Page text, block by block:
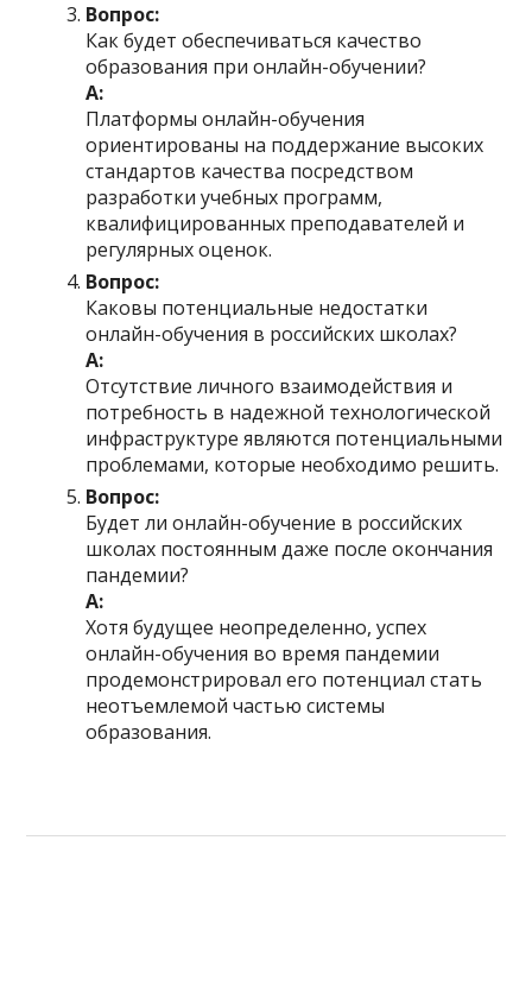
Вопрос:
Как будет обеспечиваться качество
образования при онлайн-обучении?
А:
Платформы онлайн-обучения
ориентированы на поддержание высоких
стандартов качества посредством
разработки учебных программ,
квалифицированных преподавателей и
регулярных оценок.
Вопрос:
Каковы потенциальные недостатки
онлайн-обучения в российских школах?
А:
Отсутствие личного взаимодействия и
потребность в надежной технологической
инфраструктуре являются потенциальными
проблемами, которые необходимо решить.
Вопрос:
Будет ли онлайн-обучение в российских
школах постоянным даже после окончания
пандемии?
А:
Хотя будущее неопределенно, успех
онлайн-обучения во время пандемии
продемонстрировал его потенциал стать
неотъемлемой частью системы
образования.